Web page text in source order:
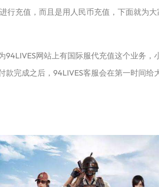
充值，而且是用人民币充值，下面就为大
94LIVES网站上有国际服代充值这个业务
款完成之后，94LIVES客服会在第一时间